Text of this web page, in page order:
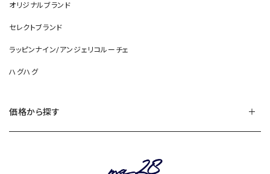
オリジナルブランド
セレクトブランド
ラッピンナイン/アンジェリコルーチェ
ハグハグ
価格から探す